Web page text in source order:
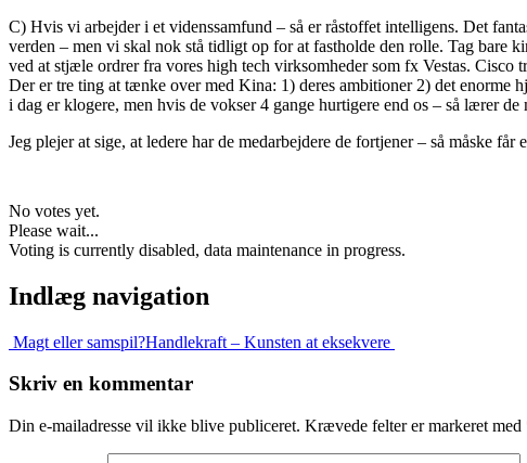
C) Hvis vi arbejder i et videnssamfund – så er råstoffet intelligens. Det
verden – men vi skal nok stå tidligt op for at fastholde den rolle. Tag bare
ved at stjæle ordrer fra vores high tech virksomheder som fx Vestas. Cisco
Der er tre ting at tænke over med Kina: 1) deres ambitioner 2) det enorme
i dag er klogere, men hvis de vokser 4 gange hurtigere end os – så lærer
Jeg plejer at sige, at ledere har de medarbejdere de fortjener – så måske
No votes yet.
Please wait...
Voting is currently disabled, data maintenance in progress.
Indlæg navigation
Magt eller samspil?Handlekraft – Kunsten at eksekvere
Skriv en kommentar
Din e-mailadresse vil ikke blive publiceret. Krævede felter er markeret med